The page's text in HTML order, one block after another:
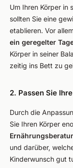
Um Ihren Körper in
sollten Sie eine
etablieren. Vor
ein geregelter
Körper in seiner
zeitig ins Bett zu
2. Passen Sie
Durch die
Sie Ihren Körper
und darüber,
Kinderwunsch gut